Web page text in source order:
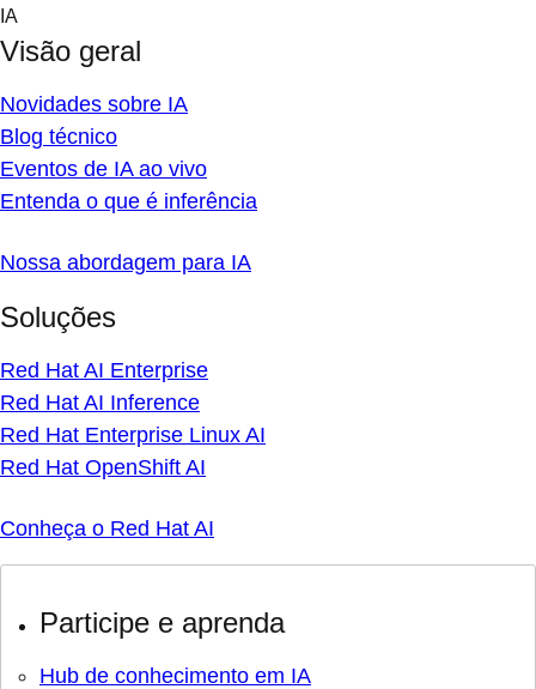
Skip
content
IA
Visão geral
Novidades sobre IA
Blog técnico
Eventos de IA ao vivo
Entenda o que é inferência
Nossa abordagem para IA
Soluções
Red Hat AI Enterprise
Red Hat AI Inference
Red Hat Enterprise Linux AI
Red Hat OpenShift AI
Conheça o Red Hat AI
Participe e aprenda
Hub de conhecimento em IA